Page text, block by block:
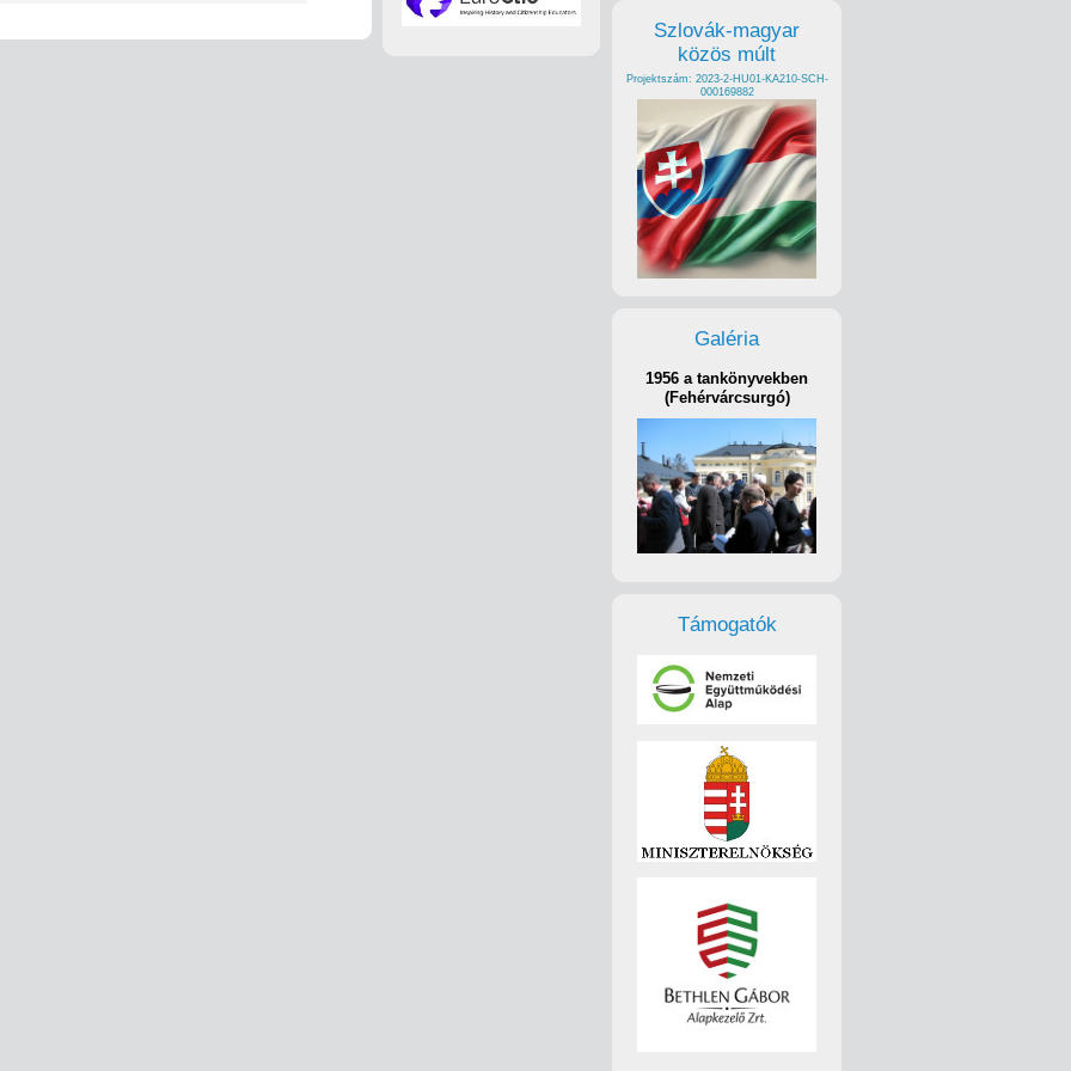
Szlovák-magyar
közös múlt
Projektszám: 2023-2-HU01-KA210-SCH-
000169882
Galéria
1956 a tankönyvekben
(Fehérvárcsurgó)
Támogatók